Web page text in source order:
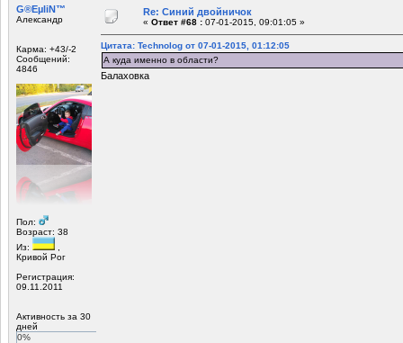
G®EµliN™
Александр
Карма: +43/-2
Сообщений:
4846
Пол:
Возраст: 38
Из:
Кривой Рог
Регистрация:
09.11.2011
Активность за 30
дней
0%
Re: Синий двойничок
« Ответ #68 : 07-01-2015, 09:01:05 »
Цитата: Technolog от 07-01-2015, 01:12:05
А куда именно в области?
Балаховка